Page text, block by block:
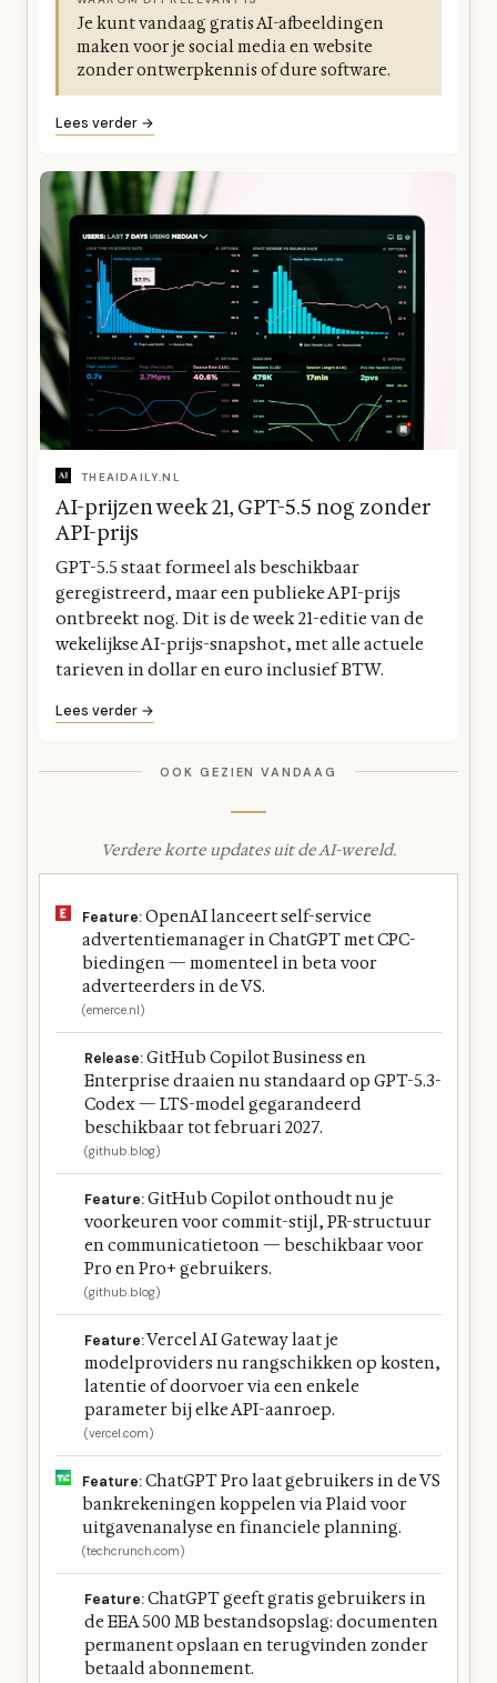
Je kunt vandaag gratis AI-afbeeldingen
maken voor je social media en website
zonder ontwerpkennis of dure software.
Lees verder →
THEAIDAILY.NL
AI-prijzen week 21, GPT-5.5 nog zonder
API-prijs
GPT-5.5 staat formeel als beschikbaar
geregistreerd, maar een publieke API-prijs
ontbreekt nog. Dit is de week 21-editie van de
wekelijkse AI-prijs-snapshot, met alle actuele
tarieven in dollar en euro inclusief BTW.
Lees verder →
OOK GEZIEN VANDAAG
Verdere korte updates uit de AI-wereld.
Feature:OpenAI lanceert self-service
advertentiemanager in ChatGPT met CPC-
biedingen — momenteel in beta voor
adverteerders in de VS.
(emerce.nl)
Release:GitHub Copilot Business en
Enterprise draaien nu standaard op GPT-5.3-
Codex — LTS-model gegarandeerd
beschikbaar tot februari 2027.
(github.blog)
Feature:GitHub Copilot onthoudt nu je
voorkeuren voor commit-stijl, PR-structuur
en communicatietoon — beschikbaar voor
Pro en Pro+ gebruikers.
(github.blog)
Feature:Vercel AI Gateway laat je
modelproviders nu rangschikken op kosten,
latentie of doorvoer via een enkele
parameter bij elke API-aanroep.
(vercel.com)
Feature:ChatGPT Pro laat gebruikers in de VS
bankrekeningen koppelen via Plaid voor
uitgavenanalyse en financiele planning.
(techcrunch.com)
Feature:ChatGPT geeft gratis gebruikers in
de EEA 500 MB bestandsopslag: documenten
permanent opslaan en terugvinden zonder
betaald abonnement.